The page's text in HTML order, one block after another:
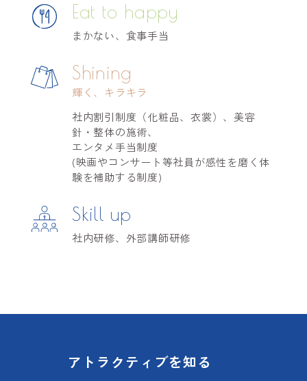
Eat to happy
まかない、食事手当
Shining
輝く、キラキラ
社内割引制度（化粧品、衣裳）、美容
針・整体の施術、
エンタメ手当制度
(映画やコンサート等社員が感性を磨く体
験を補助する制度)
Skill up
社内研修、外部講師研修
アトラクティブを知る